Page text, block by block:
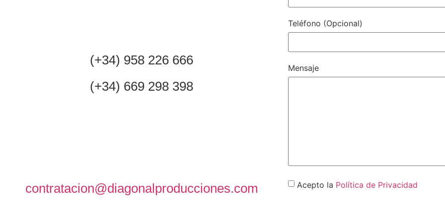
(+34) 958 226 666
(+34) 669 298 398
contratacion@diagonalproducciones.com
Teléfono (Opcional)
Mensaje
Acepto la Política de Privacidad